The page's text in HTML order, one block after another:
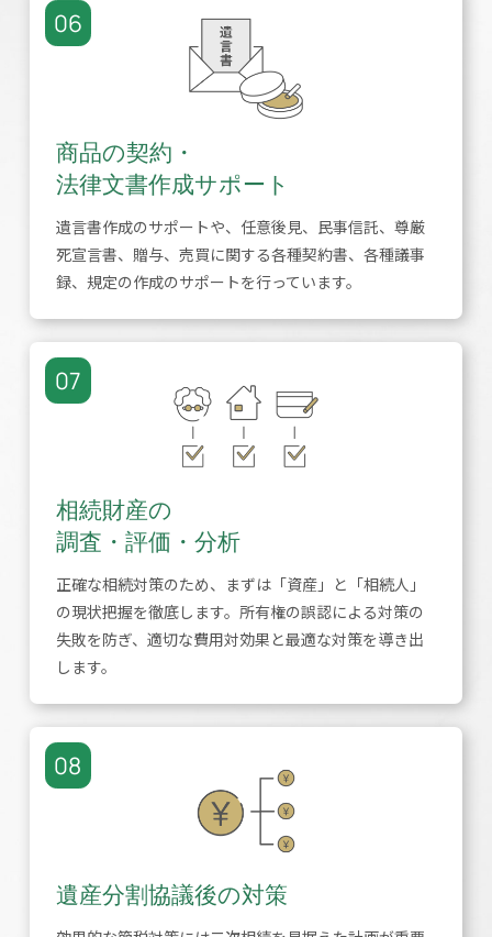
06
商品の契約・
法律文書作成サポート
遺言書作成のサポートや、任意後見、民事信託、尊厳
死宣言書、贈与、売買に関する各種契約書、各種議事
録、規定の作成のサポートを行っています。
07
相続財産の
調査・評価・分析
正確な相続対策のため、まずは「資産」と「相続人」
の現状把握を徹底します。所有権の誤認による対策の
失敗を防ぎ、適切な費用対効果と最適な対策を導き出
します。
08
遺産分割協議後の対策